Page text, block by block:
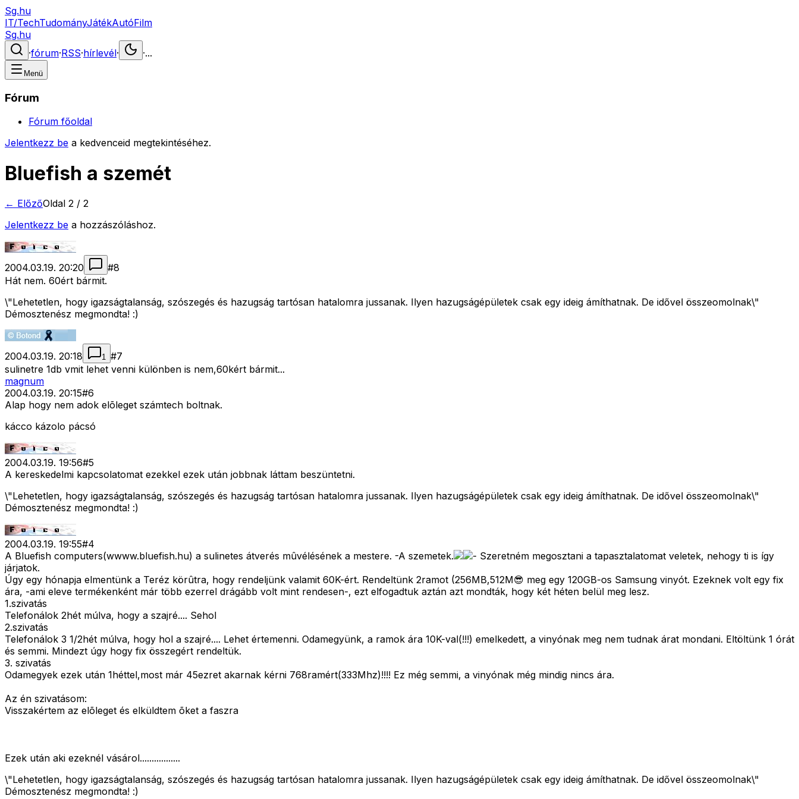
Sg.hu
IT/TechTudományJátékAutóFilm
Sg.hu
·fórum·RSS·hírlevél· ·...
Menü
Fórum
Fórum főoldal
Jelentkezz be a kedvenceid megtekintéséhez.
Bluefish a szemét
← ElőzőOldal 2 / 2
Jelentkezz be a hozzászóláshoz.
2004.03.19. 20:20 #8
Hát nem. 60ért bármit.
\"Lehetetlen, hogy igazságtalanság, szószegés és hazugság tartósan hatalomra jussanak. Ilyen hazugságépületek csak egy ideig ámíthatnak. De idővel összeomolnak\"
Démosztenész megmondta! :)
2004.03.19. 20:18 1 #7
sulinetre 1db vmit lehet venni különben is nem,60kért bármit...
magnum
2004.03.19. 20:15#6
Alap hogy nem adok elõleget számtech boltnak.
kácco kázolo pácsó
2004.03.19. 19:56#5
A kereskedelmi kapcsolatomat ezekkel ezek után jobbnak láttam beszüntetni.
\"Lehetetlen, hogy igazságtalanság, szószegés és hazugság tartósan hatalomra jussanak. Ilyen hazugságépületek csak egy ideig ámíthatnak. De idővel összeomolnak\"
Démosztenész megmondta! :)
2004.03.19. 19:55#4
A Bluefish computers(wwww.bluefish.hu) a sulinetes átverés mûvélésének a mestere. -A szemetek.
- Szeretném megosztani a tapasztalatomat veletek, nehogy ti is így
járjatok.
Úgy egy hónapja elmentünk a Teréz körûtra, hogy rendeljünk valamit 60K-ért. Rendeltünk 2ramot (256MB,512M😎 meg egy 120GB-os Samsung vinyót. Ezeknek volt egy fix
ára, -ami eleve termékenként már több ezerrel drágább volt mint rendesen-, ezt elfogadtuk aztán azt mondták, hogy két héten belül meg lesz.
1.szivatás
Telefonálok 2hét múlva, hogy a szajré.... Sehol
2.szivatás
Telefonálok 3 1/2hét múlva, hogy hol a szajré.... Lehet értemenni. Odamegyünk, a ramok ára 10K-val(!!!) emelkedett, a vinyónak meg nem tudnak árat mondani. Eltöltünk 1 órát
és semmi. Mindezt úgy hogy fix összegért rendeltük.
3. szivatás
Odamegyek ezek után 1héttel,most már 45ezret akarnak kérni 768ramért(333Mhz)!!!! Ez még semmi, a vinyónak még mindig nincs ára.
Az én szivatásom:
Visszakértem az elõleget és elküldtem õket a faszra
Ezek után aki ezeknél vásárol.................
\"Lehetetlen, hogy igazságtalanság, szószegés és hazugság tartósan hatalomra jussanak. Ilyen hazugságépületek csak egy ideig ámíthatnak. De idővel összeomolnak\"
Démosztenész megmondta! :)